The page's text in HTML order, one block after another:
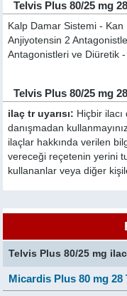
Telvis Plus 80/25 mg
Kalp Damar Sistemi - Kan
Anjiyotensin 2
Antagonistleri ve Diüretik
Telvis Plus 80/25 mg
ilaç tr uyarısı: Hiçbir
danışmadan
ilaçlar hakkında verilen
vereceği reçetenin yerini
kullananlar veya diğer
Telvis Plus 80/25 mg
Micardis Plus 80 mg 28